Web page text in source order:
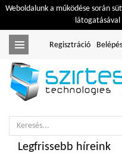
Weboldalunk a működése során
látogatásával
Toggle
navigation
Regisztráció Belépés
Legfrissebb híreink